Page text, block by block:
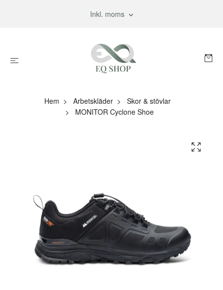
Inkl. moms
Hem Arbetskläder
Skor & stövlar
MONITOR Cyclone Shoe